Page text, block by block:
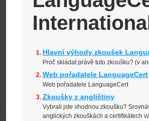
Hlavní výhody zkoušek
Proč skládat právě tuto zkoušku? (v
Web pořadatele LanguageCert
Web pořadatele LanguageCert
Zkoušky z angličtiny
Vybrali jste vhodnou zkoušku?
anglických zkouškách a certifikátech